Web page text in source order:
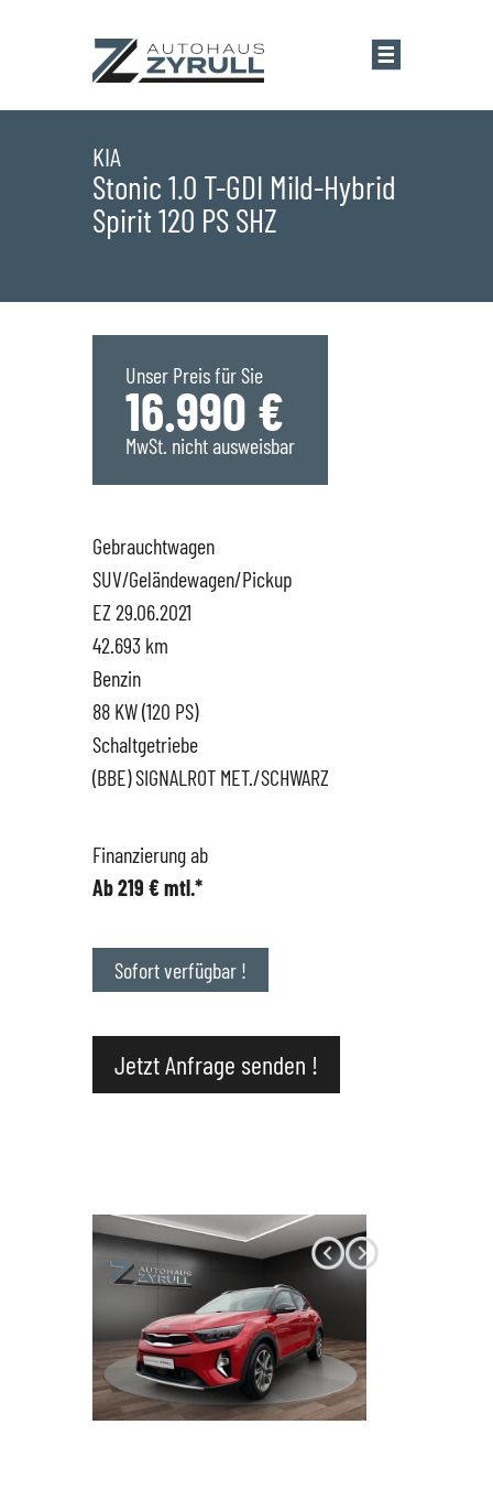
Startseite
Standorte
Saarwellingen
St. Wendel
Hüttigweiler
Marken
Übersicht
SEAT
CUPRA
VW
VW Nutzfahrzeugservice
Service
Gewerbekunden
Probefahrt
News
Unternehmen
Karriere
Impressum
KIA
Stonic 1.0 T-GDI Mild-Hybrid
Spirit 120 PS SHZ
Unser Preis für Sie
16.990 €
MwSt. nicht ausweisbar
Gebrauchtwagen
SUV/Geländewagen/Pickup
EZ 29.06.2021
42.693 km
Benzin
88 KW (120 PS)
Schaltgetriebe
(BBE) SIGNALROT MET./SCHWARZ
Finanzierung ab
Ab 219 € mtl.*
Sofort verfügbar !
Jetzt Anfrage senden !